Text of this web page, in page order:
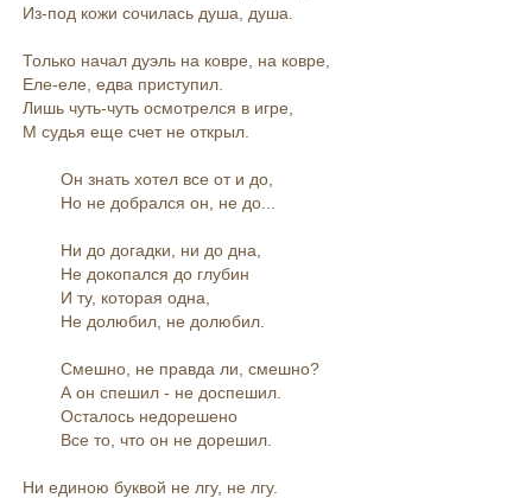
Из-под кожи сочилась душа, душа.
Только начал дуэль на ковре, на ковре,
Еле-еле, едва приступил.
Лишь чуть-чуть осмотрелся в игре,
М судья еще счет не открыл.
Он знать хотел все от и до,
Но не добрался он, не до...
Ни до догадки, ни до дна,
Не докопался до глубин
И ту, которая одна,
Не долюбил, не долюбил.
Смешно, не правда ли, смешно?
А он спешил - не доспешил.
Осталось недорешено
Все то, что он не дорешил.
Ни единою буквой не лгу, не лгу.